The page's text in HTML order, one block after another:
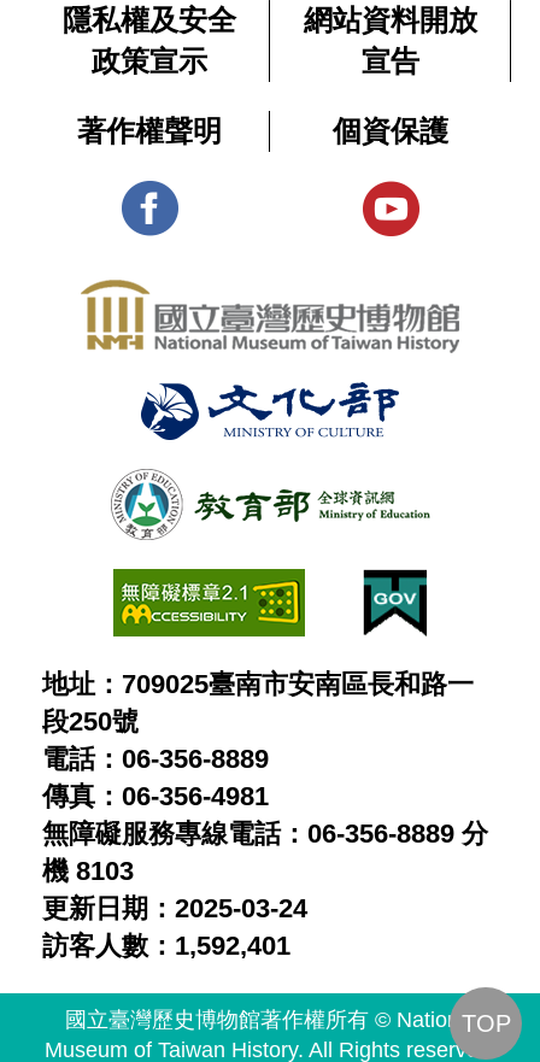
異
邦
人
會
原
住
片
嚴
體
制
下
遭
控
制
人
胡
鑫
麟
留
給
兒
子
的
星
象
盤
常
設
展-
題
片
資
源,
生
課
程
2025-
08
在
戒
嚴
受
控
制
的
普
通
人
民：
陳
澄
波
受
難
常
設
影
片
1700
隱私權及安全
政策宣示
網站資料開放
宣告
著作權聲明 個資保護
地址：709025臺南市安南區長和路一
段250號
電話：06-356-8889
傳真：06-356-4981
無障礙服務專線電話：06-356-8889 分
機 8103
更新日期：2025-03-24
訪客人數：1,592,401
國立臺灣歷史博物館著作權所有 © National
Museum of Taiwan History. All Rights reserved.
TOP